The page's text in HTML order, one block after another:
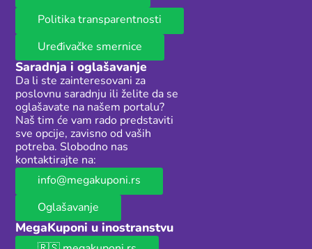
Politika transparentnosti
Uređivačke smernice
Saradnja i oglašavanje
Da li ste zainteresovani za
poslovnu saradnju ili želite da se
oglašavate na našem portalu?
Naš tim će vam rado predstaviti
sve opcije, zavisno od vaših
potreba. Slobodno nas
kontaktirajte na:
info@megakuponi.rs
Oglašavanje
MegaKuponi u inostranstvu